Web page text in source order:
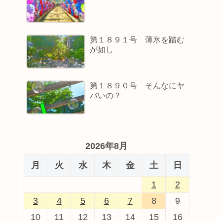
第１８９１号 薄氷を踏む
が如し
第１８９０号 そんなにヤ
バいの？
2026年8月
月
火 水 木 金 土
日
1
2
3
4 5 6 7 8
9
10
11 12 13 14 15 16